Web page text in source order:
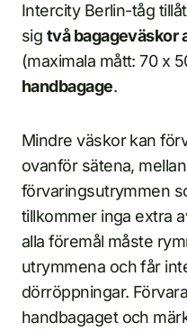
Intercity Berlin-tåg
sig två bagageväskor
(maximala mått: 70 x
handbagage.
Mindre väskor kan
ovanför sätena,
förvaringsutrymmen
tillkommer inga extra
alla föremål måste
utrymmena och får
dörröppningar.
handbagaget och